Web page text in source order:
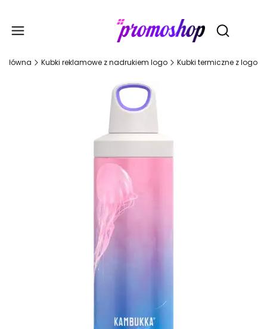
Otwórz
główna Kubki reklamowe z nadrukiem logo Kubki termiczne z logo